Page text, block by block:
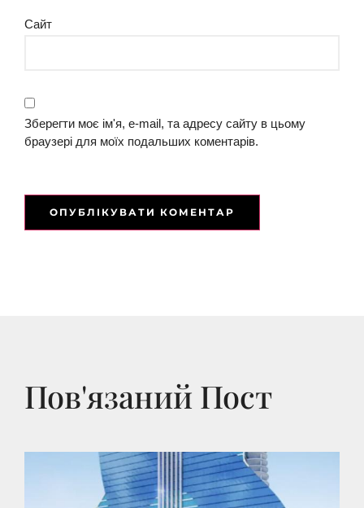
Сайт
Зберегти моє ім'я, e-mail, та адресу сайту в цьому
браузері для моїх подальших коментарів.
Пов'язаний Пост